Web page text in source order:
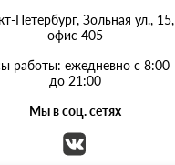
Петербург, Зольная ул., 15,
офис 405
работы: ежедневно с 8:00
до 21:00
Мы в соц. сетях